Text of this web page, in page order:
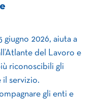
2026, aiuta a
del Lavoro e
riconoscibili gli
servizio.
gli enti e